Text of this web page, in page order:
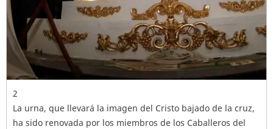
2
La urna, que llevará la imagen del Cristo bajado de la cruz,
ha sido renovada por los miembros de los Caballeros del